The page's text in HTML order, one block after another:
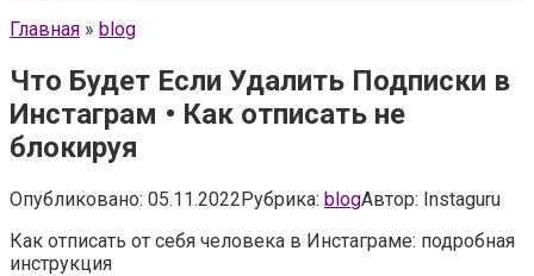
Главная » blog
Что Будет Если Удалить Подписки в
Инстаграм • Как отписать не
блокируя
Опубликовано: 05.11.2022Рубрика: blogАвтор: Instaguru
Как отписать от себя человека в Инстаграме: подробная
инструкция